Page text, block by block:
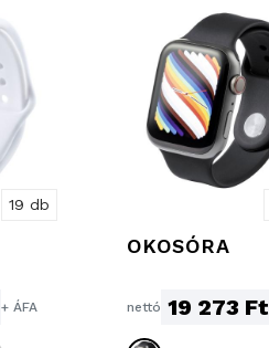
19 db
+ ÁFA
OKOSÓRA
nettó 19 273 Ft